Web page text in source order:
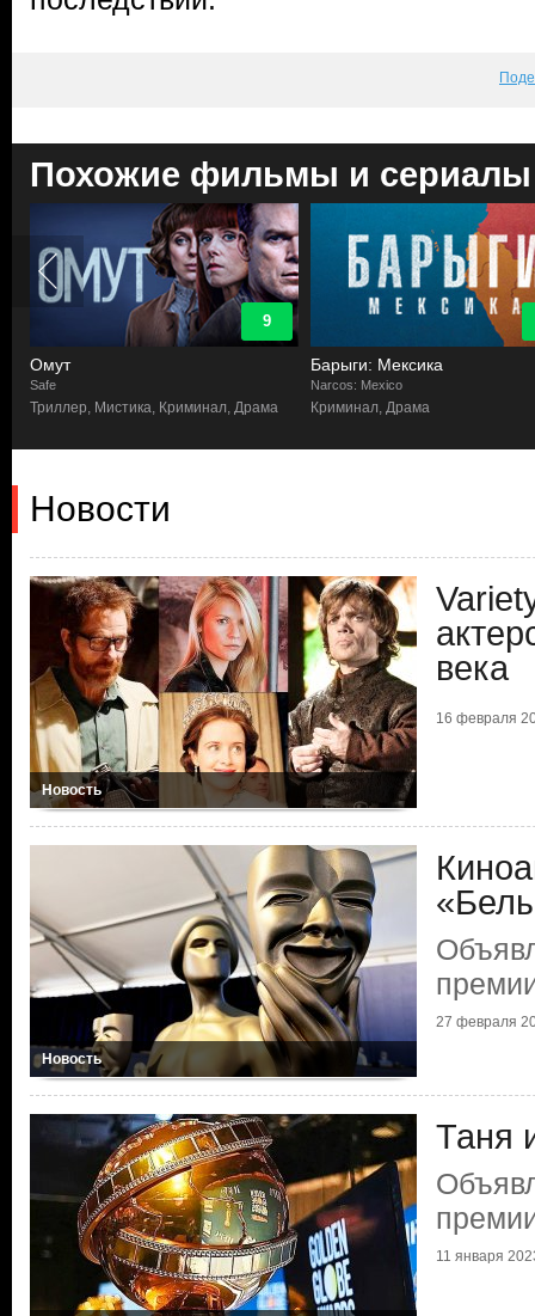
Похожие фильмы и сериалы
9
Омут
Safe
Триллер, Мистика, Криминал, Драма
Барыги: Мексика
Narcos: Mexico
Криминал, Драма
Новости
Новость
века
16 февраля
Новость
27 февраля
Таня
11 января